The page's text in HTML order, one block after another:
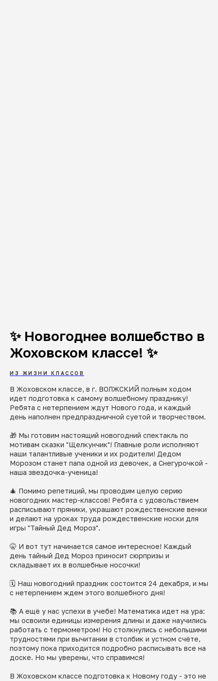
✨ Новогоднее волшебство в
Жоховском классе! ✨
ИЗ ЖИЗНИ КЛАССОВ
В Жоховском классе, в г. ВОЛЖСКИЙ полным ходом
идет подготовка к самому волшебному празднику!
Ребята с нетерпением ждут Нового года, и каждый
день наполнен предпраздничной суетой и творчеством.
🎁 Мы готовим настоящий новогодний спектакль по
мотивам сказки "Щелкунчик"! Главные роли исполняют
наши талантливые ученики и их родители! Дедом
Морозом станет папа одной из девочек, а Снегурочкой -
наша звездочка-ученица!
🎄 Помимо репетиций, мы проводим целую серию
новогодних мастер-классов! Ребята с удовольствием
расписывают пряники, украшают рождественские венки
и делают на уроках труда рождественские носки для
игры "Тайный Дед Мороз".
🤫 И вот тут начинается самое интересное! Каждый
день тайный Дед Мороз приносит сюрпризы и
складывает их в волшебные носочки!
🗓️ Наш новогодний праздник состоится 24 декабря, и мы
с нетерпением ждем этого волшебного дня!
📚 А ещё у нас успехи в учебе! Математика идет на ура:
мы освоили единицы измерения длины и даже научились
работать с термометром! Но столкнулись с небольшими
трудностями при вычитании в столбик и устном счёте,
поэтому пока приходится подробно расписывать все на
доске. Но мы уверены, что справимся!
В Жоховском классе подготовка к Новому году - это не